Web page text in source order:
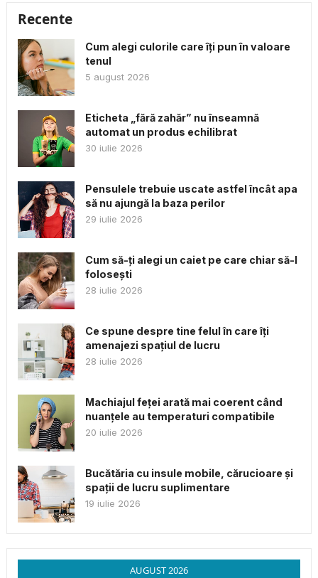
Recente
Cum alegi culorile care îți pun în valoare
tenul
5 august 2026
Eticheta „fără zahăr” nu înseamnă
automat un produs echilibrat
30 iulie 2026
Pensulele trebuie uscate astfel încât apa
să nu ajungă la baza perilor
29 iulie 2026
Cum să-ți alegi un caiet pe care chiar să-l
folosești
28 iulie 2026
Ce spune despre tine felul în care îți
amenajezi spațiul de lucru
28 iulie 2026
Machiajul feței arată mai coerent când
nuanțele au temperaturi compatibile
20 iulie 2026
Bucătăria cu insule mobile, cărucioare și
spații de lucru suplimentare
19 iulie 2026
AUGUST 2026